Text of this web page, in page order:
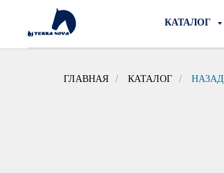
КАТАЛОГ
ГЛАВНАЯ / КАТАЛОГ / НАЗАД